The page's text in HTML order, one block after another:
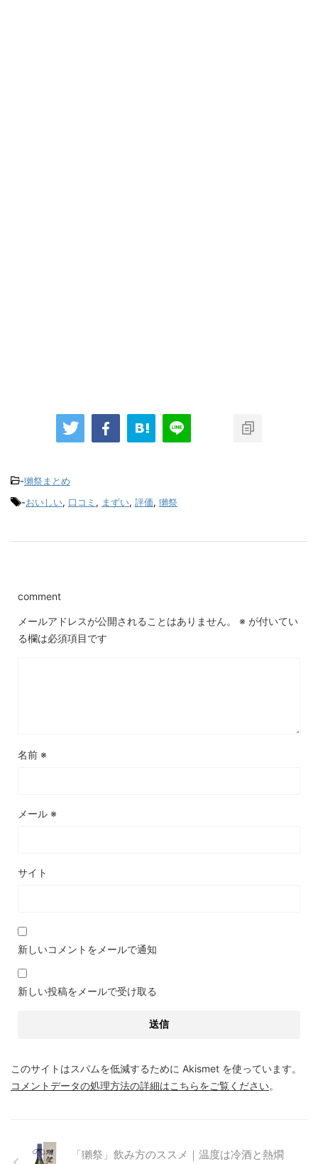
-獺祭まとめ
-おいしい, 口コミ , まずい, 評価, 獺祭
comment
メールアドレスが公開されることはありません。 ※ が付いてい
る欄は必須項目です
名前 ※
メール ※
サイト
新しいコメントをメールで通知
新しい投稿をメールで受け取る
このサイトはスパムを低減するために Akismet を使っています。
コメントデータの処理方法の詳細はこちらをご覧ください。
「獺祭」飲み方のススメ｜温度は冷酒と熱燗